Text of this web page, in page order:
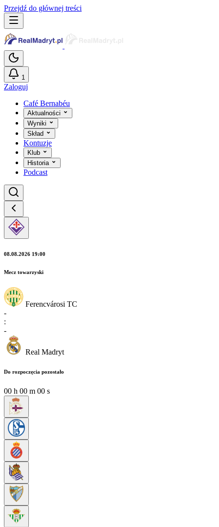
Przejdź do głównej treści
1
Zaloguj
Café Bernabéu
Aktualności
Wyniki
Skład
Kontuzje
Klub
Historia
Podcast
08.08.2026 19:00
Mecz towarzyski
Ferencvárosi TC
-
:
-
Real Madryt
Do rozpoczęcia pozostało
00 h 00 m 00 s